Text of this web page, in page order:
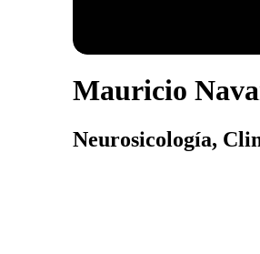
Mauricio
Neurosicología,